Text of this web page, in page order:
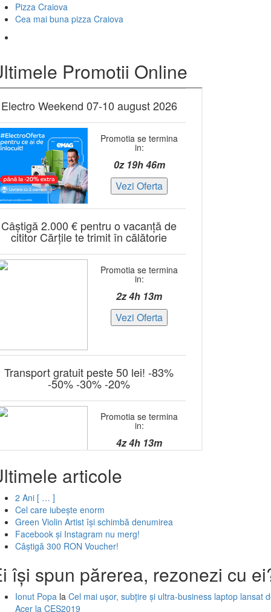
Pizza Craiova
Cea mai buna pizza Craiova
Promotii Online
articole
2 Ani [ … ]
Cel care iubește enorm
Green Violin Artist își schimbă denumirea
Facebook și Instagram nu merg!
Câștigă 300 RON Voucher!
își spun părerea, rezonezi cu
Ionut Popa la Cel mai ușor, subțire și ultra-business laptop lansat
Acer la CES2019